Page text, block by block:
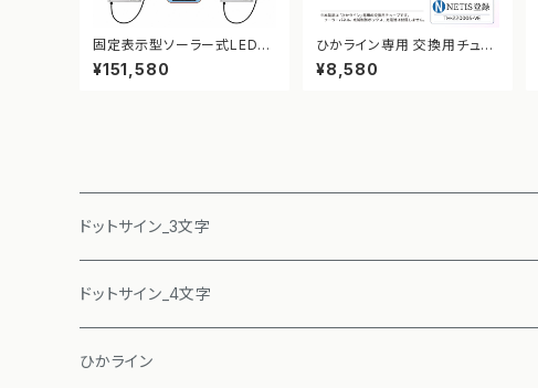
固定表示型ソーラー式LED表
示板 ドットサイン【最徐行】【N
ETIS登録】
¥151,580
ひかライン専用 交換用チュー
ブ（緑・5m）
¥8,580
ドットサイン_3文字
ドットサイン_4文字
ひかライン